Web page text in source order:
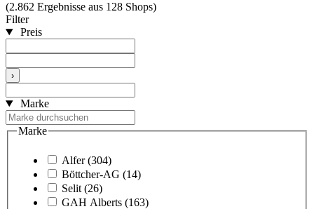
(2.862 Ergebnisse aus 128 Shops)
Filter
Preis
›
Marke
Marke
Alfer (304)
Böttcher-AG (14)
Selit (26)
GAH Alberts (163)